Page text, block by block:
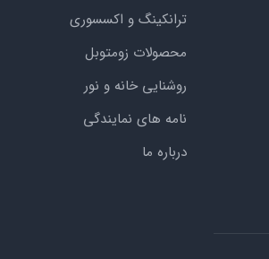
ترانکینگ و اکسسوری
محصولات زومتوبل
روشنایی خانه و نور
نامه های نمایندگی
درباره ما